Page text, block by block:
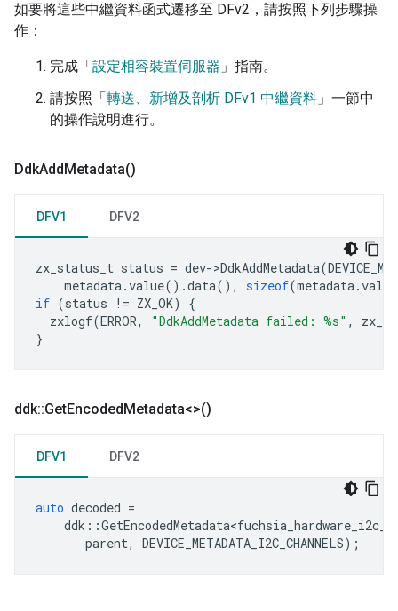
如要將這些中繼資料函式遷移至 DFv2，請按照下列步驟操
作：
完成「設定相容裝置伺服器 」指南。
請按照「轉送、新增及剖析 DFv1 中繼資料 」一節中
的操作說明進行。
DdkAddMetadata()
DFV1 DFV2
zx_status_t status = dev->DdkAddMetadata(
metadata.value().data(), sizeof(metadata.value
if (status != ZX_OK)
{
zxlogf(ERROR, "DdkAddMetadata failed: %s" ,
}
ddk::GetEncodedMetadata<>()
DFV1 DFV2
auto decoded =
ddk ::
parent, DEVICE_METADATA_I2C_CHANNELS);